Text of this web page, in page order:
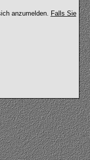
anzumelden. Falls Sie